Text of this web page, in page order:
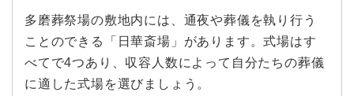
多磨葬祭場の敷地内には、通夜や葬儀を執り行う
ことのできる「日華斎場」があります。式場はす
べてで4つあり、収容人数によって自分たちの葬儀
に適した式場を選びましょう。